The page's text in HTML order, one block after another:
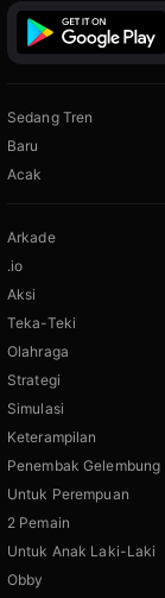
Sedang Tren
Baru
Acak
Arkade
.io
Aksi
Teka-Teki
Olahraga
Strategi
Simulasi
Keterampilan
Penembak Gelembung
Untuk Perempuan
2 Pemain
Untuk Anak Laki-Laki
Obby